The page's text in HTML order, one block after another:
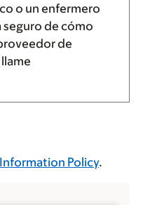
o un enfermero
seguro de cómo
de
Policy.